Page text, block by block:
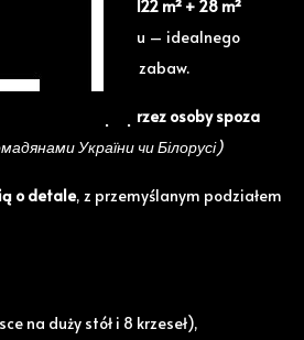
użytkowej 122 m² + 28 m²
w sąsiedztwie parku – idealnego
czy placu zabaw.
możliwość zakupu przez osoby spoza
України чи Білорусі)
o detale, z przemyślanym podziałem
na duży stół i 8 krzeseł),